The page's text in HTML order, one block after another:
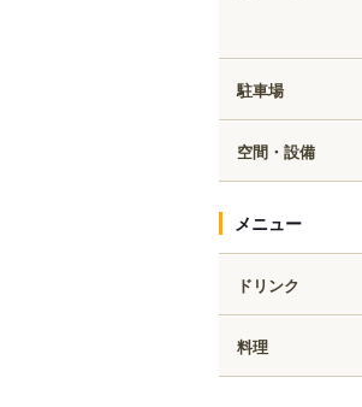
駐車場
空間・設備
メニュー
ドリンク
料理